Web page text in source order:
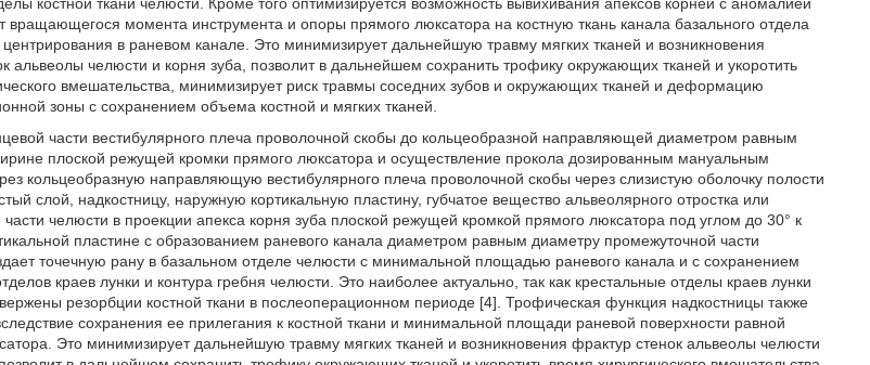
вращающегося момента инструмента и опоры прямого люксатора на костную ткань канала базального отдела
в раневом канале. Это минимизирует дальнейшую травму мягких тканей и возникновения
альвеолы челюсти и корня зуба, позволит в дальнейшем сохранить трофику окружающих тканей и укоротить
вмешательства, минимизирует риск травмы соседних зубов и окружающих тканей и деформацию
зоны с сохранением объема костной и мягких тканей.
части вестибулярного плеча проволочной скобы до кольцеобразной направляющей диаметром равным
плоской режущей кромки прямого люксатора и осуществление прокола дозированным мануальным
кольцеобразную направляющую вестибулярного плеча проволочной скобы через слизистую оболочку полости
слой, надкостницу, наружную кортикальную пластину, губчатое вещество альвеолярного отростка или
челюсти в проекции апекса корня зуба плоской режущей кромкой прямого люксатора под углом до 30° к
пластине с образованием раневого канала диаметром равным диаметру промежуточной части
точечную рану в базальном отделе челюсти с минимальной площадью раневого канала и с сохранением
краев лунки и контура гребня челюсти. Это наиболее актуально, так как крестальные отделы краев лунки
резорбции костной ткани в послеоперационном периоде [4]. Трофическая функция надкостницы также
сохранения ее прилегания к костной ткани и минимальной площади раневой поверхности равной
Это минимизирует дальнейшую травму мягких тканей и возникновения фрактур стенок альвеолы челюсти